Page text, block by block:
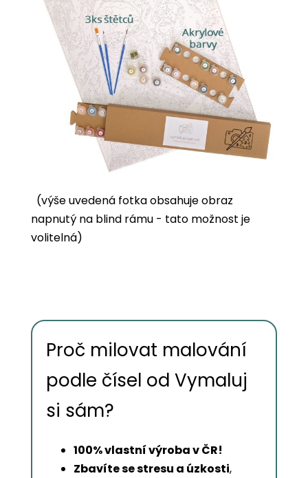
(výše uvedená fotka obsahuje obraz
napnutý na blind rámu - tato možnost je
volitelná)
Proč milovat malování
podle čísel od Vymaluj
si sám?
100% vlastní výroba v ČR!
Zbavíte se stresu a úzkosti,